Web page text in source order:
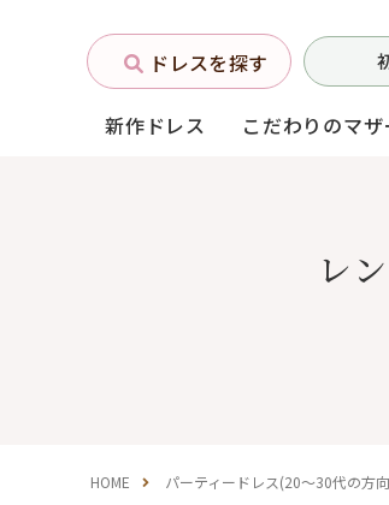
ドレスを探す
新作ドレス こだわりのマ
お母様フォーマルドレス
レ
HOME パーティードレス(20～30代の方